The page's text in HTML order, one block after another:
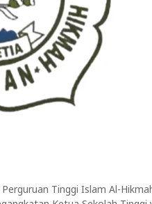
Perguruan Tinggi Islam Al-